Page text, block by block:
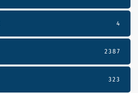
4
2387
323